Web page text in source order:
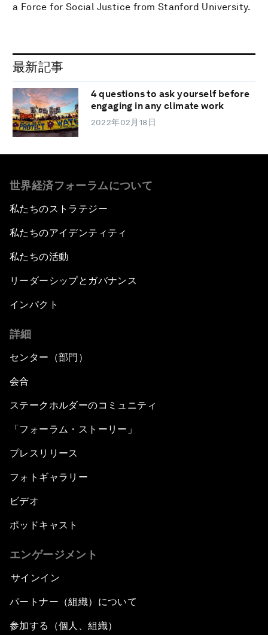
a Force for Social Justice from Stanford University.
最新記事
4 questions to ask yourself before
engaging in any climate work
2022年02月18日
世界経済フォーラムについて
私たちのストラテジー
私たちのアイデンティティ
私たちの活動
リーダーシップとガバナンス
インパクト
詳細
センター（部門）
会合
ステークホルダーのコミュニティ
「フォーラム・ストーリー」
プレスリリース
フォトギャラリー
ビデオ
ポッドキャスト
エンゲージメント
サインイン
パートナー（組織）について
参加する（個人、組織）